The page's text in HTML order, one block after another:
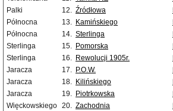
Palki
12. Źródłowa
Północna
13. Kamińskiego
Północna
14. Sterlinga
Sterlinga
15. Pomorska
Sterlinga
16. Rewolucji 1905r.
Jaracza
17. P.O.W.
Jaracza
18. Kilińskiego
Jaracza
19. Piotrkowska
Więckowskiego 20. Zachodnia